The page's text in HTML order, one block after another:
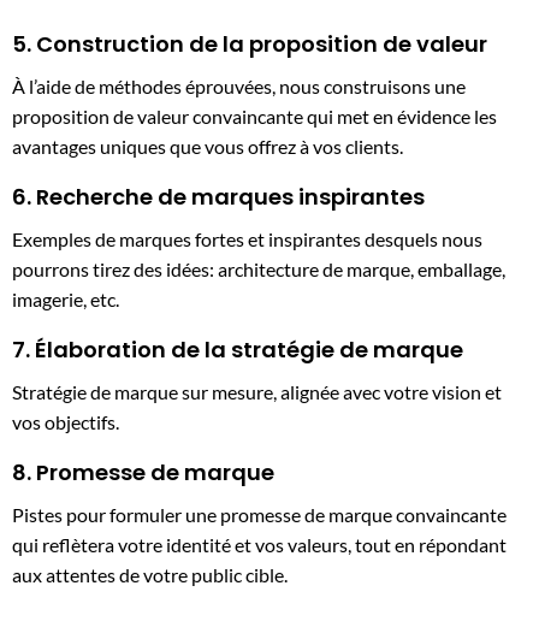
5. Construction de la proposition de valeur
À l’aide de méthodes éprouvées, nous construisons une
proposition de valeur convaincante qui met en évidence les
avantages uniques que vous offrez à vos clients.
6. Recherche de marques inspirantes
Exemples de marques fortes et inspirantes desquels nous
pourrons tirez des idées: architecture de marque, emballage,
imagerie, etc.
7. Élaboration de la stratégie de marque
Stratégie de marque sur mesure, alignée avec votre vision et
vos objectifs.
8. Promesse de marque
Pistes pour formuler une promesse de marque convaincante
qui reflètera votre identité et vos valeurs, tout en répondant
aux attentes de votre public cible.